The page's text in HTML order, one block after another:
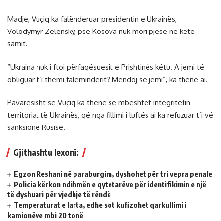
Madje, Vuçiq ka falënderuar presidentin e Ukrainës,
Volodymyr Zelensky, pse Kosova nuk mori pjesë në këtë
samit.
“Ukraina nuk i ftoi përfaqësuesit e Prishtinës këtu. A jemi të
obliguar t’i themi faleminderit? Mendoj se jemi”, ka thënë ai.
Pavarësisht se Vuçiq ka thënë se mbështet integritetin
territorial të Ukrainës, që nga fillimi i luftës ai ka refuzuar t’i vë
sanksione Rusisë.
Gjithashtu lexoni:
Egzon Reshani në paraburgim, dyshohet për tri vepra penale
Policia kërkon ndihmën e qytetarëve për identifikimin e një
të dyshuari për vjedhje të rëndë
Temperaturat e larta, edhe sot kufizohet qarkullimi i
kamionëve mbi 20 tonë